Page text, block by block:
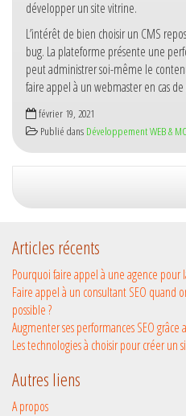
développer un site vitrine.
L’intérêt de bien choisir un CMS
bug. La plateforme présente une
peut administrer soi-même le
faire appel à un webmaster en cas
février 19, 2021
Publié dans Développement WEB &
Articles récents
Pourquoi faire appel à une agence pour
Faire appel à un consultant SEO quand
possible ?
Augmenter ses performances SEO grâce
Les technologies à choisir pour créer un
Autres liens
A propos